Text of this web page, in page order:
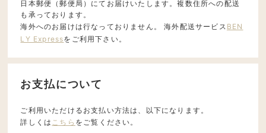
日本郵便（郵便局）にてお届けいたします。複数住所への配送
も承っております。
海外へのお届けは行なっておりません。 海外配送サービス BEN
LY Expressをご利用下さい。
お支払について
ご利用いただけるお支払い方法は、以下になります。
詳しくは こちら をご覧ください。